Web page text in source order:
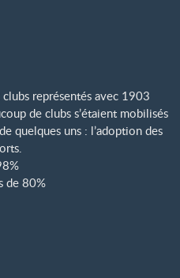
représentés avec 1903
de clubs s’étaient mobilisés
quelques uns : l’adoption des
de 80%